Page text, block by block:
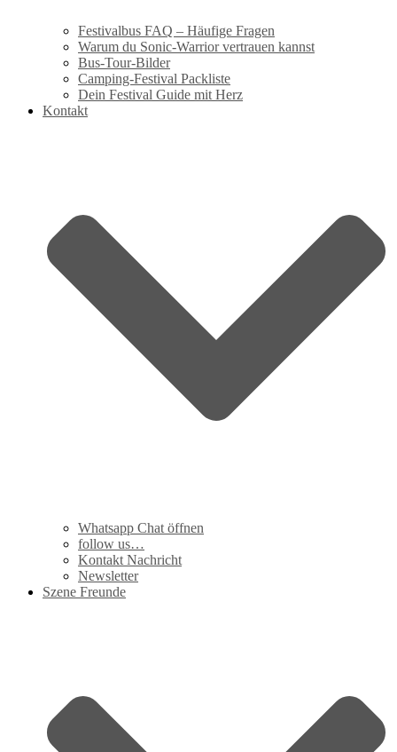
Festivalbus FAQ – Häufige Fragen
Warum du Sonic-Warrior vertrauen kannst
Bus-Tour-Bilder
Camping-Festival Packliste
Dein Festival Guide mit Herz
Kontakt
Whatsapp Chat öffnen
follow us…
Kontakt Nachricht
Newsletter
Szene Freunde